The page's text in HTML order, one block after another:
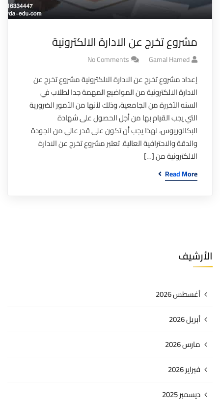
مشروع تخرج عن الادارة الالكترونية
Gamal Hamed
No Comments
إعداد مشروع تخرج عن الادارة الالكترونية مشروع تخرج عن
الادارة الالكترونية من المواضيع المهمة جدا لطلاب في
السنه الأخيرة من الجامعية، وذلك لأنها من الأمور الضرورية
التي يجب القيام بها من أجل الحصول على شهادة
البكالوريوس، لهذا يجب أن تكون على قدر عالي من الجودة
والدقة والاحترافية العالية. تعتبر مشروع تخرج عن الادارة
الالكترونية من […]
Read More
الأرشيف
أغسطس 2026
أبريل 2026
مارس 2026
فبراير 2026
ديسمبر 2025